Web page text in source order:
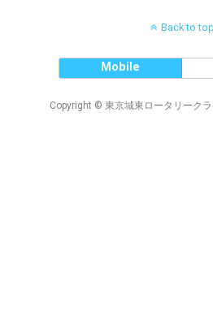
Back to top
Mobile
Copyright © 東京城東ロータリーク